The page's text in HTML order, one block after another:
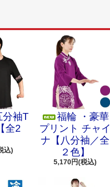
分袖T
全2
込)
福輪 ・豪華
プリント チャイ
ナ【八分袖／全
２色】
5,170円(税込)